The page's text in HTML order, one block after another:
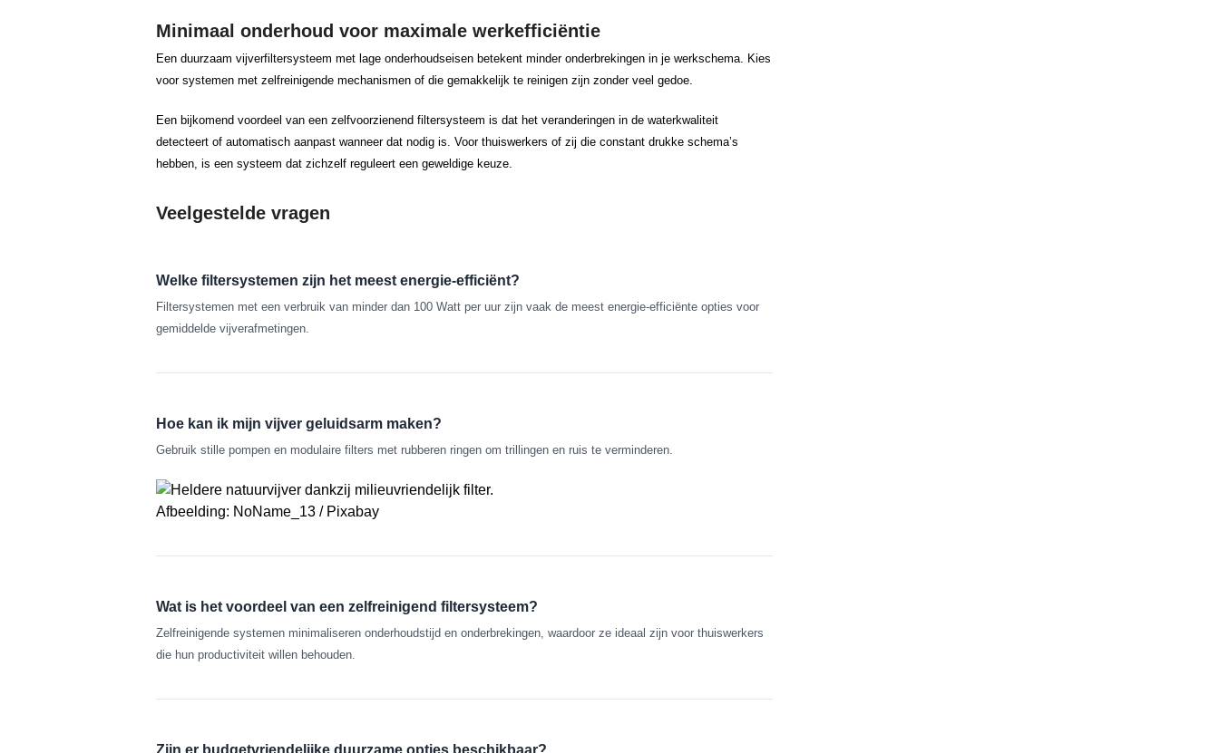
Minimaal onderhoud voor maximale werkefficiëntie
Een duurzaam vijverfiltersysteem met lage onderhoudseisen betekent minder onderbrekingen in je werkschema. Kies
voor systemen met zelfreinigende mechanismen of die gemakkelijk te reinigen zijn zonder veel gedoe.
Een bijkomend voordeel van een zelfvoorzienend filtersysteem is dat het veranderingen in de waterkwaliteit
detecteert of automatisch aanpast wanneer dat nodig is. Voor thuiswerkers of zij die constant drukke schema’s
hebben, is een systeem dat zichzelf reguleert een geweldige keuze.
Veelgestelde vragen
Welke filtersystemen zijn het meest energie-efficiënt?
Filtersystemen met een verbruik van minder dan 100 Watt per uur zijn vaak de meest energie-efficiënte opties voor
gemiddelde vijverafmetingen.
Hoe kan ik mijn vijver geluidsarm maken?
Gebruik stille pompen en modulaire filters met rubberen ringen om trillingen en ruis te verminderen.
Afbeelding: NoName_13 / Pixabay
Wat is het voordeel van een zelfreinigend filtersysteem?
Zelfreinigende systemen minimaliseren onderhoudstijd en onderbrekingen, waardoor ze ideaal zijn voor thuiswerkers
die hun productiviteit willen behouden.
Zijn er budgetvriendelijke duurzame opties beschikbaar?